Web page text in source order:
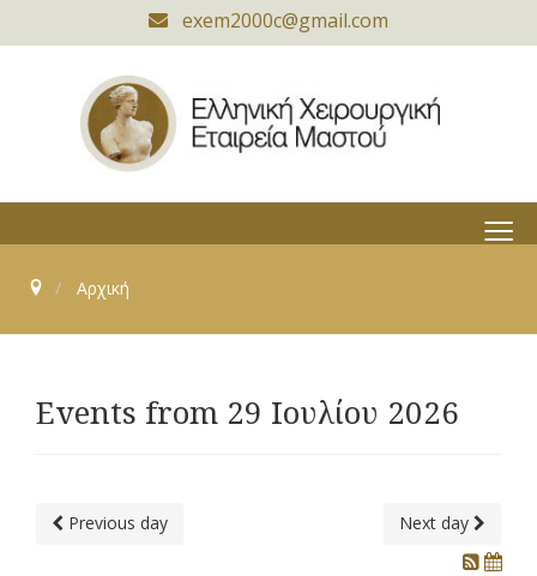
exem2000c@gmail.com
≡
Αρχική
Events from 29 Ιουλίου 2026
Previous day Next day